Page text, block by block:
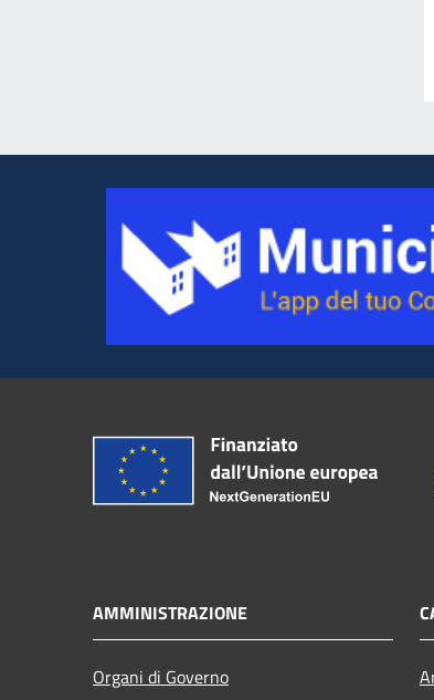
AMMINISTRAZIONE
Organi di Governo